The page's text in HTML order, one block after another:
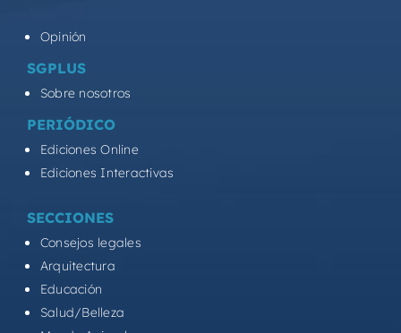
Opinión
SGPLUS
Sobre nosotros
PERIÓDICO
Ediciones Online
Ediciones Interactivas
SECCIONES
Consejos legales
Arquitectura
Educación
Salud/Belleza